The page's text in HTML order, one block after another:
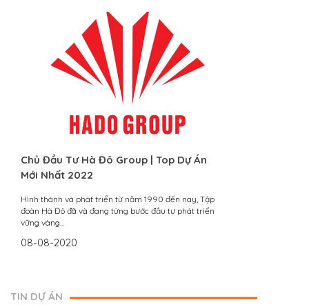
Chủ Đầu Tư Hà Đô Group | Top Dự Án
Mới Nhất 2022
Hình thành và phát triển từ năm 1990 đến nay, Tập
đoàn Hà Đô đã và đang từng bước đầu tư phát triển
vững vàng...
08-08-2020
TIN DỰ ÁN